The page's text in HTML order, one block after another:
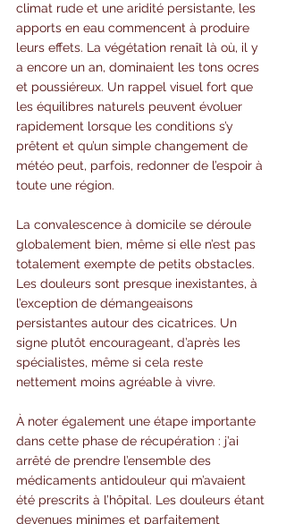
climat rude et une aridité persistante, les
apports en eau commencent à produire
leurs effets. La végétation renaît là où, il y
a encore un an, dominaient les tons ocres
et poussiéreux. Un rappel visuel fort que
les équilibres naturels peuvent évoluer
rapidement lorsque les conditions s’y
prêtent et qu’un simple changement de
météo peut, parfois, redonner de l’espoir à
toute une région.
La convalescence à domicile se déroule
globalement bien, même si elle n’est pas
totalement exempte de petits obstacles.
Les douleurs sont presque inexistantes, à
l’exception de démangeaisons
persistantes autour des cicatrices. Un
signe plutôt encourageant, d’après les
spécialistes, même si cela reste
nettement moins agréable à vivre.
À noter également une étape importante
dans cette phase de récupération : j’ai
arrêté de prendre l’ensemble des
médicaments antidouleur qui m’avaient
été prescrits à l’hôpital. Les douleurs étant
devenues minimes et parfaitement